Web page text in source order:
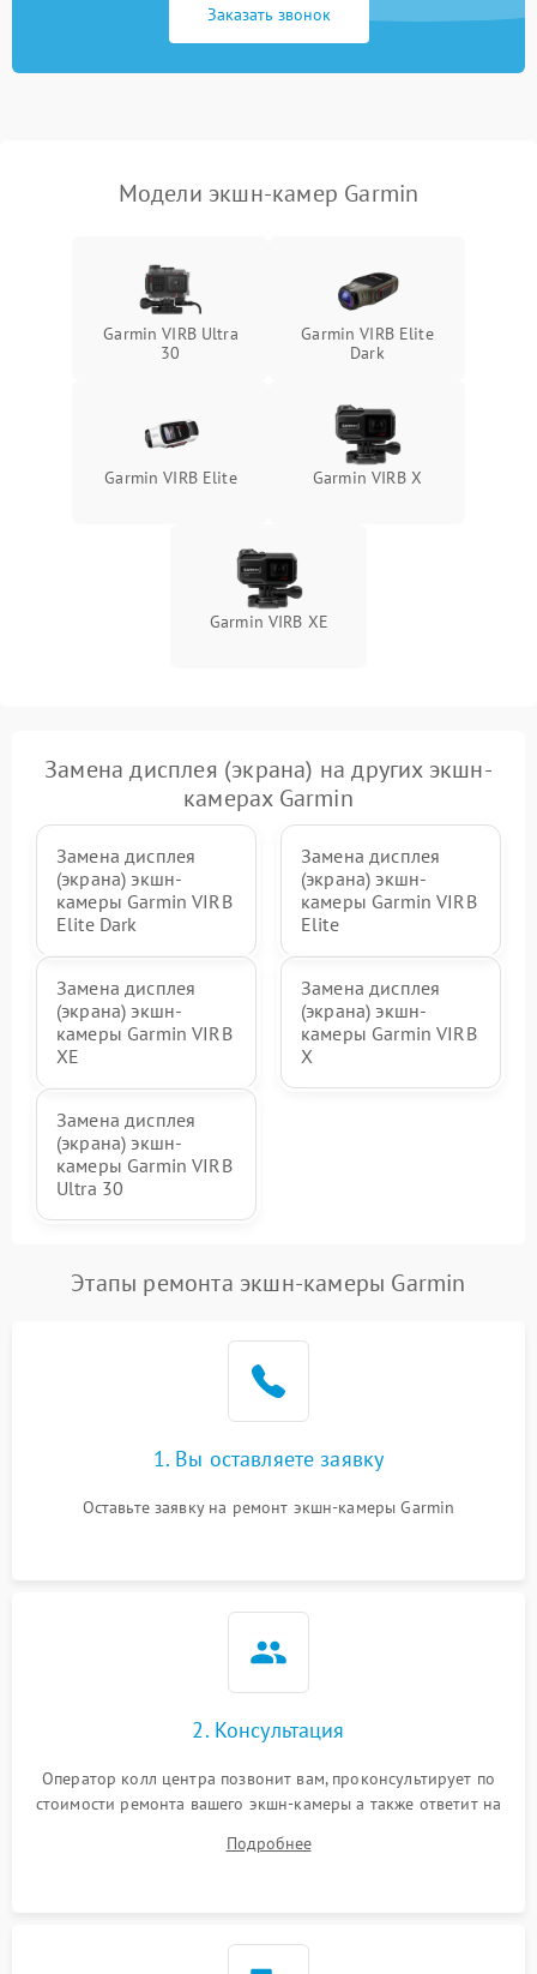
Неисправность системы
1000 ₽
Повреждение системы
защиты от перегрева
1000 ₽ Подробнее →
перенапряжения
Подробнее →
1000 ₽
Заказать звонок
Модели экшн-камер Garmin
Garmin VIRB Ultra
30
Garmin VIRB Elite
Dark
Garmin VIRB Elite Garmin VIRB X
Garmin VIRB XE
Замена дисплея (экрана) на других экшн-
камерах Garmin
Замена дисплея
(экрана) экшн-
камеры Garmin VIRB
Elite Dark
Замена дисплея
(экрана) экшн-
камеры Garmin VIRB
Elite
Замена дисплея
(экрана) экшн-
камеры Garmin VIRB
XE
Замена дисплея
(экрана) экшн-
камеры Garmin VIRB
X
Замена дисплея
(экрана) экшн-
камеры Garmin VIRB
Ultra 30
Этапы ремонта экшн-камеры Garmin
1. Вы оставляете заявку
Оставьте заявку на ремонт экшн-камеры Garmin
2. Консультация
Оператор колл центра позвонит вам, проконсультирует по
стоимости ремонта вашего экшн-камеры а также ответит на
Подробнее